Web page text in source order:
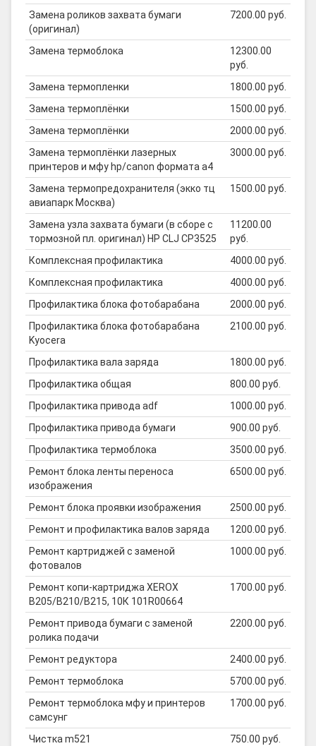
Замена роликов захвата бумаги
(оригинал)
7200.00 руб.
Замена термоблока
12300.00
руб.
Замена термопленки
1800.00 руб.
Замена термоплёнки
1500.00 руб.
Замена термоплёнки
2000.00 руб.
Замена термоплёнки лазерных
принтеров и мфу hp/canon формата а4
3000.00 руб.
Замена термопредохранителя (экко тц
авиапарк Москва)
1500.00 руб.
Замена узла захвата бумаги (в сборе с
тормозной пл. оригинал) HP CLJ CP3525
11200.00
руб.
Комплексная профилактика
4000.00 руб.
Комплексная профилактика
4000.00 руб.
Профилактика блока фотобарабана
2000.00 руб.
Профилактика блока фотобарабана
Kyocera
2100.00 руб.
Профилактика вала заряда
1800.00 руб.
Профилактика общая
800.00 руб.
Профилактика привода adf
1000.00 руб.
Профилактика привода бумаги
900.00 руб.
Профилактика термоблока
3500.00 руб.
Ремонт блока ленты переноса
изображения
6500.00 руб.
Ремонт блока проявки изображения
2500.00 руб.
Ремонт и профилактика валов заряда
1200.00 руб.
Ремонт картриджей с заменой
фотовалов
1000.00 руб.
Ремонт копи-картриджа XEROX
B205/B210/B215, 10К 101R00664
1700.00 руб.
Ремонт привода бумаги с заменой
ролика подачи
2200.00 руб.
Ремонт редуктора
2400.00 руб.
Ремонт термоблока
5700.00 руб.
Ремонт термоблока мфу и принтеров
самсунг
1700.00 руб.
Чистка m521 750.00 руб.